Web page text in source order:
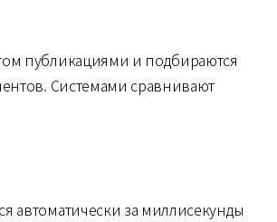
публикациями и подбираются
Системами сравнивают
автоматически за миллисекунды